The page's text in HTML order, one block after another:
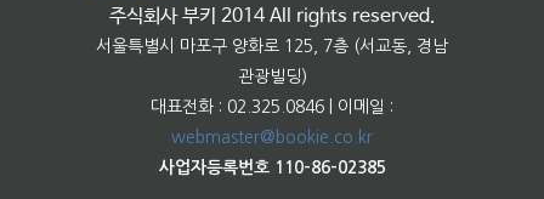
주식회사 부키 2014 All rights reserved.
서울특별시 마포구 양화로 125, 7층 (서교동, 경남
관광빌딩)
대표전화 : 02.325.0846 | 이메일 :
webmaster@bookie.co.kr
사업자등록번호 110-86-02385